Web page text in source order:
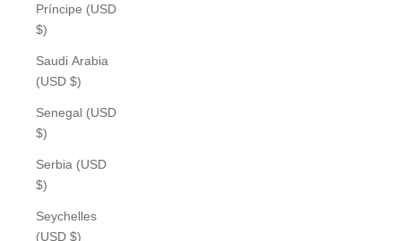
Príncipe (USD
$)
Saudi Arabia
(USD $)
Senegal (USD
$)
Serbia (USD
$)
Seychelles
(USD $)